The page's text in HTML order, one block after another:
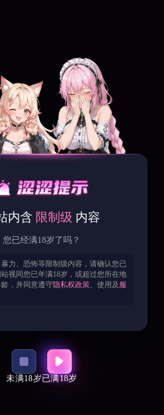
内含 限制级 内容
您已经满18岁了吗？
力、恐怖等限制级内容，请确认您已
视同您已年满18岁，或超过您所在地
，并同意遵守隐私权政策 、使用及 服
未满18岁已满18岁